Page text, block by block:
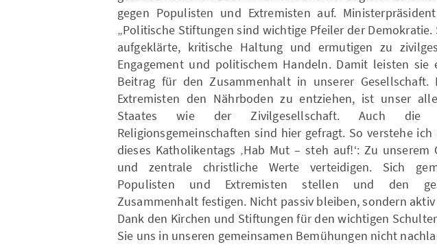
gegen Populisten und Extremisten auf.
„Politische Stiftungen sind wichtige Pfeiler der Demokratie.
aufgeklärte, kritische Haltung und ermutigen zu
Engagement und politischem Handeln. Damit leisten sie
Beitrag für den Zusammenhalt in unserer Gesellschaft.
Extremisten den Nährboden zu entziehen, ist unser
Staates wie der Zivilgesellschaft. Auch die
Religionsgemeinschaften sind hier gefragt. So verstehe
dieses Katholikentags ‚Hab Mut – steh auf!ʻ: Zu unserem
und zentrale christliche Werte verteidigen. Sich
Populisten und Extremisten stellen und den
Zusammenhalt festigen. Nicht passiv bleiben, sondern
Dank den Kirchen und Stiftungen für den wichtigen
Sie uns in unseren gemeinsamen Bemühungen nicht